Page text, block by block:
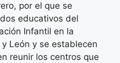
por el que se
educativos del
Infantil en la
León y se establecen
reunir los centros que